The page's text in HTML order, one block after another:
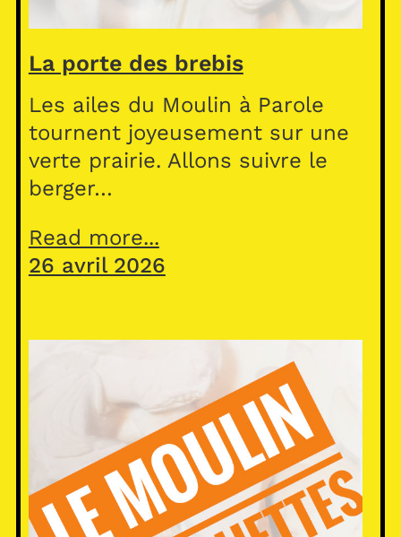
La porte des brebis
Les ailes du Moulin à Parole
tournent joyeusement sur une
verte prairie. Allons suivre le
berger…
Read more...
26 avril 2026